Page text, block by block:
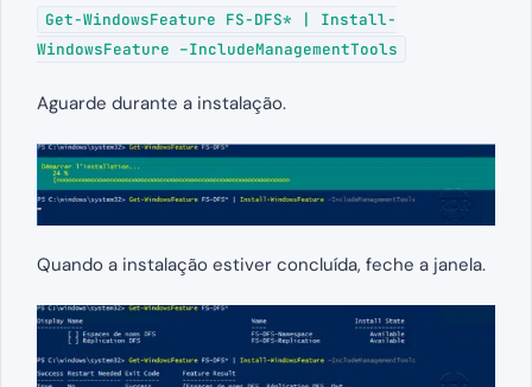
Get-WindowsFeature FS-DFS* | Install-
WindowsFeature –IncludeManagementTools
Aguarde durante a instalação.
Quando a instalação estiver concluída, feche a janela.